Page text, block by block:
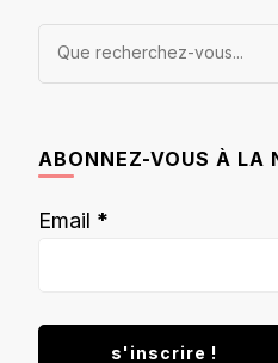
Vous
ABONNEZ-VOUS À LA
Email *